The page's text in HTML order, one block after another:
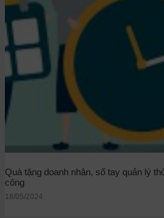
Quà tặng doanh nhân, sổ tay quản lý
công
18/05/2024